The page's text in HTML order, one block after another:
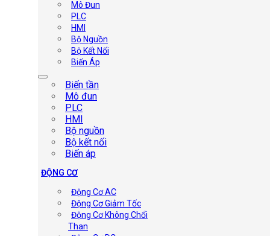
Mô Đun
PLC
HMI
Bộ Nguồn
Bộ Kết Nối
Biến Áp
Biến tần
Mô đun
PLC
HMI
Bộ nguồn
Bộ kết nối
Biến áp
ĐỘNG CƠ
Động Cơ AC
Động Cơ Giảm Tốc
Động Cơ Không Chổi
Than